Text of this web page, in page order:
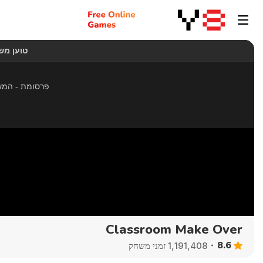
Classroom Make Over
8.6 1,191,408 זמני משחק